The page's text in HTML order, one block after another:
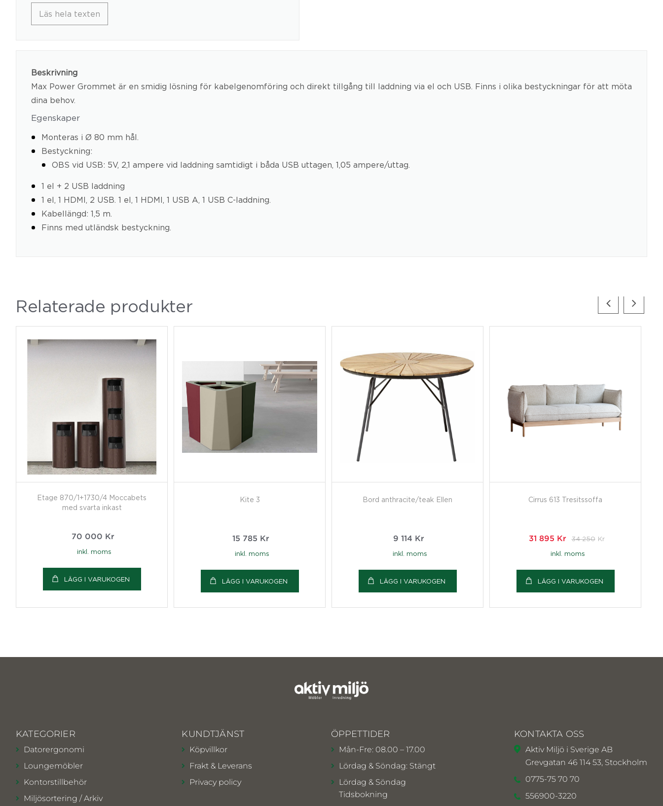
Läs hela texten
Beskrivning
Max Power Grommet är en smidig lösning för kabelgenomföring och direkt tillgång till laddning via el och USB. Finns i olika bestyckningar för att möta
dina behov.
Egenskaper
Monteras i Ø 80 mm hål.
Bestyckning:
OBS vid USB: 5V, 2,1 ampere vid laddning samtidigt i båda USB uttagen, 1,05 ampere/uttag.
1 el + 2 USB laddning
1 el, 1 HDMI, 2 USB. 1 el, 1 HDMI, 1 USB A, 1 USB C-laddning.
Kabellängd: 1,5 m.
Finns med utländsk bestyckning.
Relaterade produkter
Etage 870/1+1730/4 Moccabets
med svarta inkast
70 000 Kr
inkl. moms
LÄGG I VARUKOGEN
Kite 3
15 785 Kr
inkl. moms
LÄGG I VARUKOGEN
Bord anthracite/teak Ellen
9 114 Kr
inkl. moms
LÄGG I VARUKOGEN
Cirrus 613 Tresitssoffa
31 895 Kr 34 250 Kr
inkl. moms
LÄGG I VARUKOGEN
KATEGORIER
Datorergonomi
Loungemöbler
Kontorstillbehör
Miljösortering / Arkiv
KUNDTJÄNST
Köpvillkor
Frakt & Leverans
Privacy policy
ÖPPETTIDER
Mån-Fre: 08.00 – 17.00
Lördag & Söndag: Stängt
Lördag & Söndag
Tidsbokning
KONTAKTA OSS
Aktiv Miljö i Sverige AB
Grevgatan 46 114 53, Stockholm
0775-75 70 70
556900-3220